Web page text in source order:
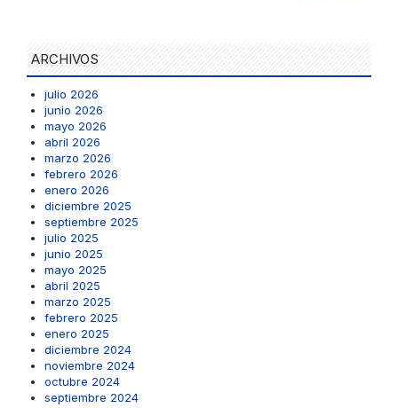
ARCHIVOS
julio 2026
junio 2026
mayo 2026
abril 2026
marzo 2026
febrero 2026
enero 2026
diciembre 2025
septiembre 2025
julio 2025
junio 2025
mayo 2025
abril 2025
marzo 2025
febrero 2025
enero 2025
diciembre 2024
noviembre 2024
octubre 2024
septiembre 2024